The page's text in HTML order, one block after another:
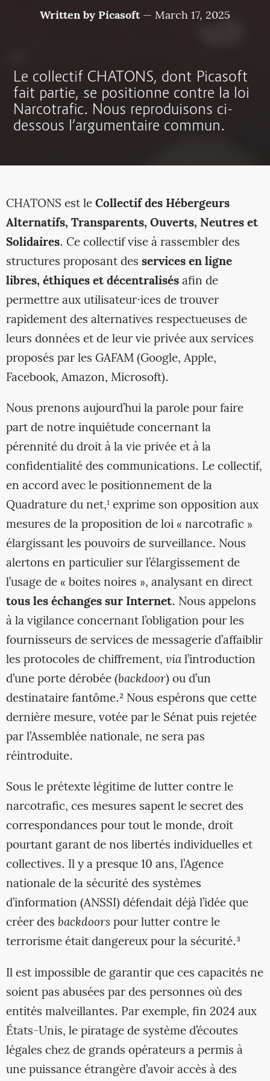
Written by Picasoft — March 17, 2025
Le collectif CHATONS, dont Picasoft
fait partie, se positionne contre la loi
Narcotrafic. Nous reproduisons ci-
dessous l’argumentaire commun.
CHATONS est leCollectif des Hébergeurs
Alternatifs, Transparents, Ouverts, Neutres et
Solidaires. Ce collectif vise à rassembler des
structures proposant des services en ligne
libres, éthiques et décentralisésafin de
permettre aux utilisateur⋅ices de trouver
rapidement des alternatives respectueuses de
leurs données et de leur vie privée aux services
proposés par les GAFAM (Google, Apple,
Facebook, Amazon, Microsoft).
Nous prenons aujourd’hui la parole pour faire
part de notre inquiétude concernant la
pérennité du droit à la vie privée et à la
confidentialité des communications. Le collectif,
en accord avec le positionnement de la
Quadrature du net,¹ exprime son opposition aux
mesures de la proposition de loi « narcotrafic »
élargissant les pouvoirs de surveillance. Nous
alertons en particulier sur l’élargissement de
l’usage de « boites noires », analysant en direct
tous les échanges sur Internet. Nous appelons
à la vigilance concernant l’obligation pour les
fournisseurs de services de messagerie d’affaiblir
les protocoles de chiffrement, vial’introduction
d’une porte dérobée (backdoor) ou d’un
destinataire fantôme.² Nous espérons que cette
dernière mesure, votée par le Sénat puis rejetée
par l’Assemblée nationale, ne sera pas
réintroduite.
Sous le prétexte légitime de lutter contre le
narcotrafic, ces mesures sapent le secret des
correspondances pour tout le monde, droit
pourtant garant de nos libertés individuelles et
collectives. Il y a presque 10 ans, l’Agence
nationale de la sécurité des systèmes
d’information (ANSSI) défendait déjà l’idée que
créer des backdoorspour lutter contre le
terrorisme était dangereux pour la sécurité.³
Il est impossible de garantir que ces capacités ne
soient pas abusées par des personnes où des
entités malveillantes. Par exemple, fin 2024 aux
États-Unis, le piratage de système d’écoutes
légales chez de grands opérateurs a permis à
une puissance étrangère d’avoir accès à des